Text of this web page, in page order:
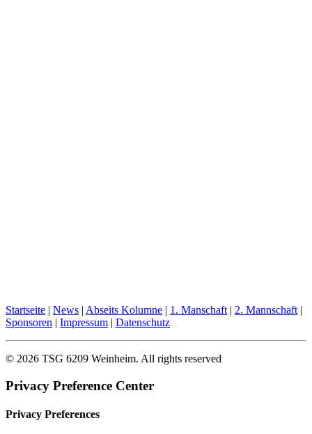
Startseite | News | Abseits Kolumne | 1. Manschaft | 2. Mannschaft |
Sponsoren | Impressum | Datenschutz
© 2026 TSG 6209 Weinheim. All rights reserved
Privacy Preference Center
Privacy Preferences